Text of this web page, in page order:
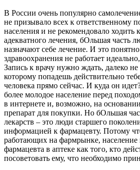
В России очень популярно
не призывало всех к ответственному
населения и не рекомендовало ходить
адекватного лечения, бОльшая часть
назначают себе лечение. И это
здравоохранения не работает
Запись к врачу нужно ждать, далеко
которому попадешь действительно
человека прямо сейчас. И куда он
более молодое население перед
в интернете и, возможно, на
препарат для покупки. Но бОльшая
лекарств – это люди старшего
информацией к фармацевту. Потому
работающих на фармрынке, население
фармацевта в аптеке как того, кто
посоветовать ему, что необходимо